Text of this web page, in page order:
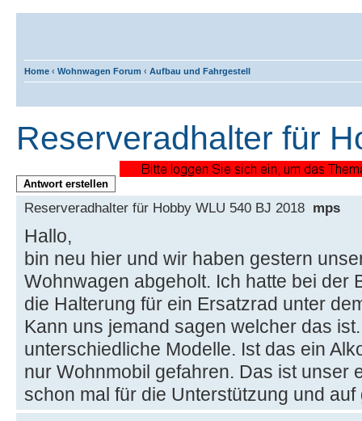
Home ‹ Wohnwagen Forum ‹ Aufbau und Fahrgestell
Reserveradhalter für
Antwort erstellen
Reserveradhalter für Hobby WLU 540 BJ 2018 mps
Hallo,
bin neu hier und wir haben gestern
Wohnwagen abgeholt. Ich hatte bei der
die Halterung für ein Ersatzrad unter
Kann uns jemand sagen welcher das
unterschiedliche Modelle. Ist das ein
nur Wohnmobil gefahren. Das ist unser
schon mal für die Unterstützung und